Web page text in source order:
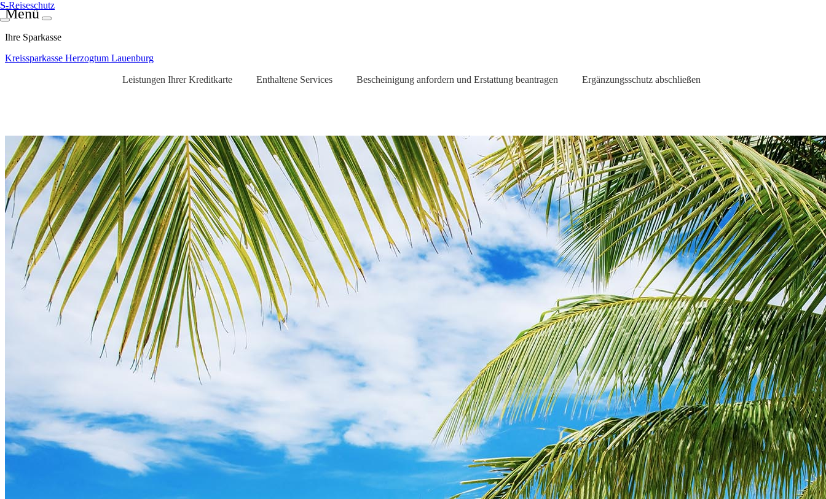
S-Reiseschutz
Menü
Ihre Sparkasse
Kreissparkasse Herzogtum Lauenburg
Leistungen Ihrer Kreditkarte Enthaltene Services Bescheinigung anfordern und Erstattung beantragen Ergänzungsschutz abschließen